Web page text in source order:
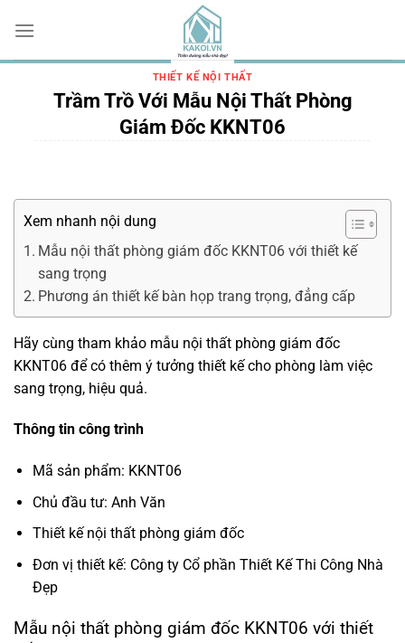
đến
nội
THIẾT KẾ NỘI THẤT
Trầm Trồ Với Mẫu Nội Thất Phòng
Giám Đốc KKNT06
Xem nhanh nội dung
Mẫu nội thất phòng giám đốc KKNT06 với thiết kế
sang trọng
Phương án thiết kế bàn họp trang trọng, đẳng cấp
Hãy cùng tham khảo mẫu nội thất phòng giám đốc
KKNT06 để có thêm ý tưởng thiết kế cho phòng làm việc
sang trọng, hiệu quả.
Thông tin công trình
Mã sản phẩm: KKNT06
Chủ đầu tư: Anh Văn
Thiết kế nội thất phòng giám đốc
Đơn vị thiết kế: Công ty Cổ phần Thiết Kế Thi Công Nhà
Đẹp
Mẫu nội thất phòng giám đốc KKNT06 với thiết